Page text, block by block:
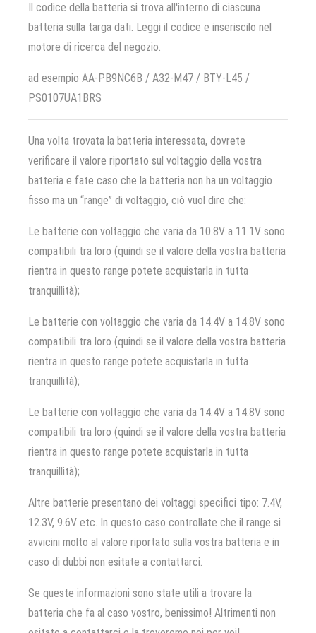
Il codice della batteria si trova all'interno di ciascuna
batteria sulla targa dati. Leggi il codice e inseriscilo nel
motore di ricerca del negozio.
ad esempio AA-PB9NC6B / A32-M47 / BTY-L45 /
PS0107UA1BRS
Una volta trovata la batteria interessata, dovrete
verificare il valore riportato sul voltaggio della vostra
batteria e fate caso che la batteria non ha un voltaggio
fisso ma un “range” di voltaggio, ciò vuol dire che:
Le batterie con voltaggio che varia da 10.8V a 11.1V sono
compatibili tra loro (quindi se il valore della vostra batteria
rientra in questo range potete acquistarla in tutta
tranquillità);
Le batterie con voltaggio che varia da 14.4V a 14.8V sono
compatibili tra loro (quindi se il valore della vostra batteria
rientra in questo range potete acquistarla in tutta
tranquillità);
Le batterie con voltaggio che varia da 14.4V a 14.8V sono
compatibili tra loro (quindi se il valore della vostra batteria
rientra in questo range potete acquistarla in tutta
tranquillità);
Altre batterie presentano dei voltaggi specifici tipo: 7.4V,
12.3V, 9.6V etc. In questo caso controllate che il range si
avvicini molto al valore riportato sulla vostra batteria e in
caso di dubbi non esitate a contattarci.
Se queste informazioni sono state utili a trovare la
batteria che fa al caso vostro, benissimo! Altrimenti non